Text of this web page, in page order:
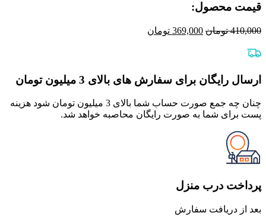
قیمت محصول:​
410,000 تومان قیمت
369,000 تومان
ارسال رایگان برای سفارش های بالای 3 میلیون تومان
چنان چه جمع صورت حساب شما بالای 3 میلیون تومان شود هزینه
پست برای شما به صورت رایگان محاصبه خواهد شد.
پرداخت درب منزل
بعد از دریافت سفارش